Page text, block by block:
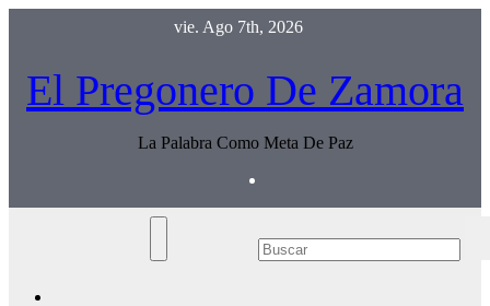
vie. Ago 7th, 2026
El Pregonero De Zamora
La Palabra Como Meta De Paz